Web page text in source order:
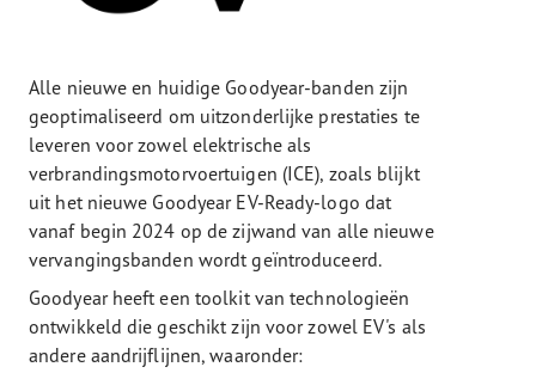
Alle nieuwe en huidige Goodyear-banden zijn
geoptimaliseerd om uitzonderlijke prestaties te
leveren voor zowel elektrische als
verbrandingsmotorvoertuigen (ICE), zoals blijkt
uit het nieuwe Goodyear EV-Ready-logo dat
vanaf begin 2024 op de zijwand van alle nieuwe
vervangingsbanden wordt geïntroduceerd.
Goodyear heeft een toolkit van technologieën
ontwikkeld die geschikt zijn voor zowel EV's als
andere aandrijflijnen, waaronder: